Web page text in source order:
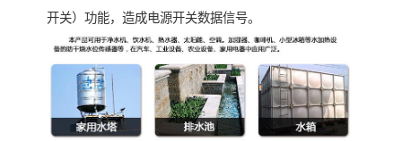
开关）功能，造成电源开关数据信号。